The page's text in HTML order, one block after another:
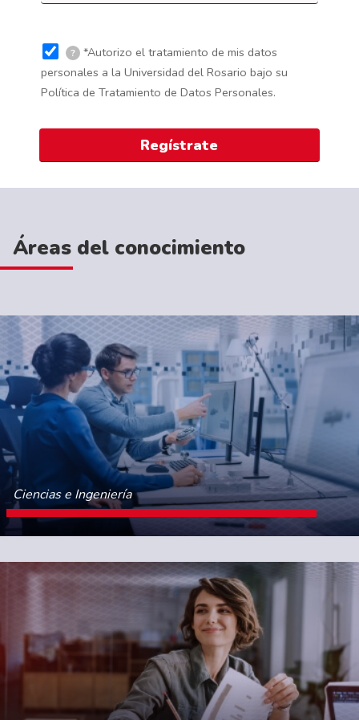
?
*Autorizo el tratamiento de mis datos
personales a la Universidad del Rosario bajo su
Política de Tratamiento de Datos Personales.
Áreas del conocimiento
Ciencias e Ingeniería
CONOCE MÁS